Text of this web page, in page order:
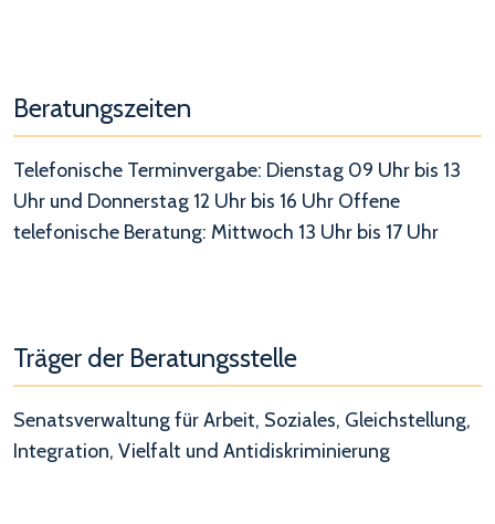
Beratungszeiten
Telefonische Terminvergabe: Dienstag 09 Uhr bis 13
Uhr und Donnerstag 12 Uhr bis 16 Uhr Offene
telefonische Beratung: Mittwoch 13 Uhr bis 17 Uhr
Träger der Beratungsstelle
Senatsverwaltung für Arbeit, Soziales, Gleichstellung,
Integration, Vielfalt und Antidiskriminierung